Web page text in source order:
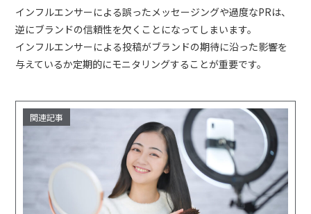
インフルエンサーによる誤ったメッセージングや過度なPRは、
逆にブランドの信頼性を欠くことになってしまいます。
インフルエンサーによる投稿がブランドの期待に沿った影響を
与えているか定期的にモニタリングすることが重要です。